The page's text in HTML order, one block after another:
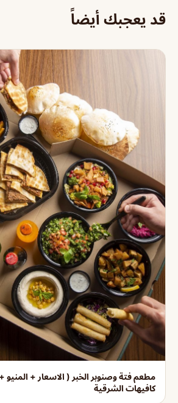
قد يعجبك أيضاً
مطعم فتة وصنوبر الخبر ( الاسعار +
كافيهات الشرقية